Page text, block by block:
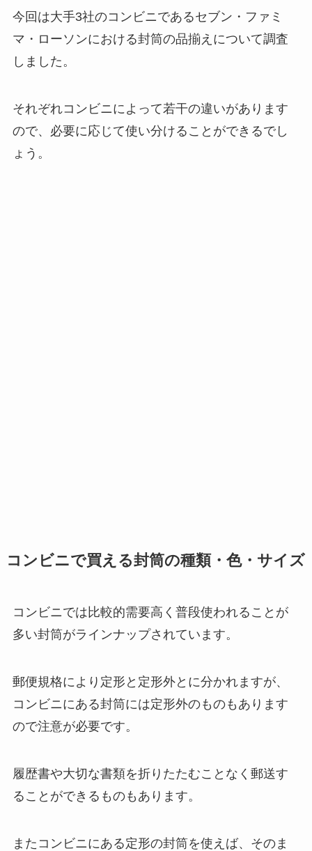
今回は大手3社のコンビニであるセブン・ファミ
マ・ローソンにおける封筒の品揃えについて調査
しました。
それぞれコンビニによって若干の違いがあります
ので、必要に応じて使い分けることができるでし
ょう。
コンビニで買える封筒の種類・色・サイズ
コンビニでは比較的需要高く普段使われることが
多い封筒がラインナップされています。
郵便規格により定形と定形外とに分かれますが、
コンビニにある封筒には定形外のものもあります
ので注意が必要です。
履歴書や大切な書類を折りたたむことなく郵送す
ることができるものもあります。
またコンビニにある定形の封筒を使えば、そのま